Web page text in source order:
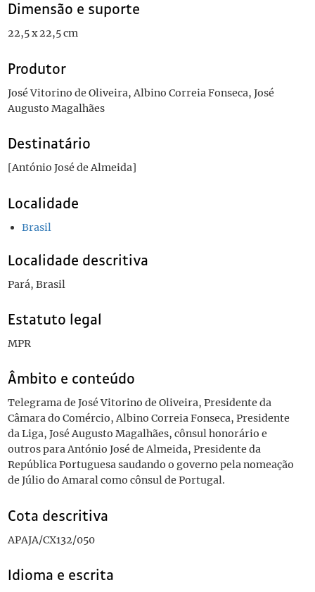
Dimensão e suporte
22,5 x 22,5 cm
Produtor
José Vitorino de Oliveira, Albino Correia Fonseca, José
Augusto Magalhães
Destinatário
[António José de Almeida]
Localidade
Brasil
Localidade descritiva
Pará, Brasil
Estatuto legal
MPR
Âmbito e conteúdo
Telegrama de José Vitorino de Oliveira, Presidente da
Câmara do Comércio, Albino Correia Fonseca, Presidente
da Liga, José Augusto Magalhães, cônsul honorário e
outros para António José de Almeida, Presidente da
República Portuguesa saudando o governo pela nomeação
de Júlio do Amaral como cônsul de Portugal.
Cota descritiva
APAJA/CX132/050
Idioma e escrita